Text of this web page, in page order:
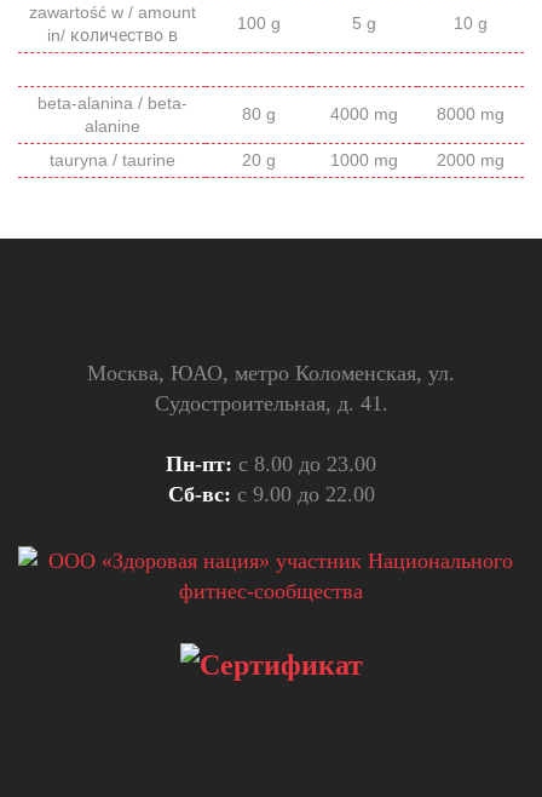
zawartość w / amount
in/ количество в
100 g 5 g 10 g
beta-alanina / beta-
alanine
80 g 4000 mg 8000 mg
tauryna / taurine 20 g 1000 mg 2000 mg
Москва, ЮАО, метро Коломенская, ул.
Судостроительная, д. 41.
Пн-пт: с 8.00 до 23.00
Сб-вс: с 9.00 до 22.00